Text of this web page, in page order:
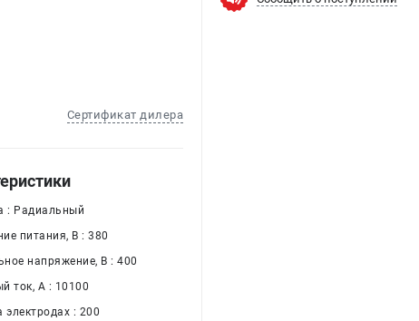
Сертификат дилера
: Радиальный
питания, В : 380
напряжение, В : 400
ток, А : 10100
электродах : 200